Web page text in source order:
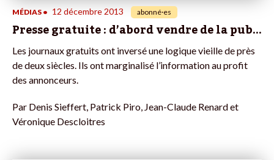
MÉDIAS • 12 décembre 2013 abonné·es
Presse gratuite : d’abord vendre de la pub…
Les journaux gratuits ont inversé une logique vieille de près
de deux siècles. Ils ont marginalisé l’information au profit
des annonceurs.
Par Denis Sieffert, Patrick Piro, Jean-Claude Renard et
Véronique Descloitres